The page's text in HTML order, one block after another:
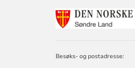
Besøks- og postadresse: